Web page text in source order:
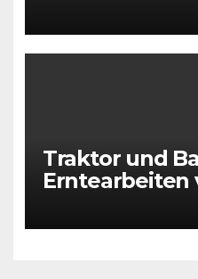
Traktor und
Erntearbeiten